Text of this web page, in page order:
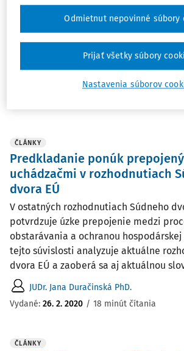
I. Predpokladom úspešnosti žaloby o
je, že veriteľ v zmysle § 166f ods. 1
konkurze a reštrukturalizácii
pri oddlžení poctivý zámer. Kritériá na
JUDr. Jana Duračinská PhD.
ČLÁNKY
Predkladanie ponúk
uchádzačmi v rozhodnutiach
dvora EÚ
V ostatných rozhodnutiach Súdneho
potvrdzuje úzke prepojenie medzi
obstarávania a ochranou hospodárskej
tejto súvislosti analyzuje aktuálne
dvora EÚ a zaoberá sa aj aktuálnou
JUDr. Jana Duračinská PhD.
Vydané: 26. 2. 2020 / 18 minút čítania
ČLÁNKY
Nastavenia súborov
Odmietnut nepovinné súbory
Prijať všetky súbory